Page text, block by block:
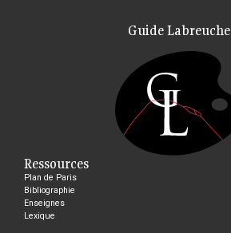
Guide Labreuche
Ressources
Plan de Paris
Bibliographie
Enseignes
Lexique